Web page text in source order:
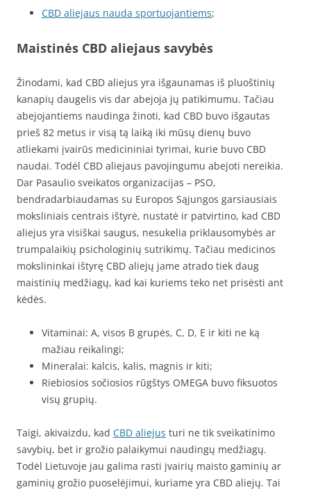
CBD aliejaus nauda sportuojantiems;
Maistinės CBD aliejaus savybės
Žinodami, kad CBD aliejus yra išgaunamas iš pluoštinių
kanapių daugelis vis dar abejoja jų patikimumu. Tačiau
abejojantiems naudinga žinoti, kad CBD buvo išgautas
prieš 82 metus ir visą tą laiką iki mūsų dienų buvo
atliekami įvairūs medicininiai tyrimai, kurie buvo CBD
naudai. Todėl CBD aliejaus pavojingumu abejoti nereikia.
Dar Pasaulio sveikatos organizacijas – PSO,
bendradarbiaudamas su Europos Sąjungos garsiausiais
moksliniais centrais ištyrė, nustatė ir patvirtino, kad CBD
aliejus yra visiškai saugus, nesukelia priklausomybės ar
trumpalaikių psichologinių sutrikimų. Tačiau medicinos
mokslininkai ištyrę CBD aliejų jame atrado tiek daug
maistinių medžiagų, kad kai kuriems teko net prisėsti ant
kėdės.
Vitaminai: A, visos B grupės, C, D, E ir kiti ne ką
mažiau reikalingi;
Mineralai: kalcis, kalis, magnis ir kiti;
Riebiosios sočiosios rūgštys OMEGA buvo fiksuotos
visų grupių.
Taigi, akivaizdu, kad CBD aliejus turi ne tik sveikatinimo
savybių, bet ir grožio palaikymui naudingų medžiagų.
Todėl Lietuvoje jau galima rasti įvairių maisto gaminių ar
gaminių grožio puoselėjimui, kuriame yra CBD aliejų. Tai